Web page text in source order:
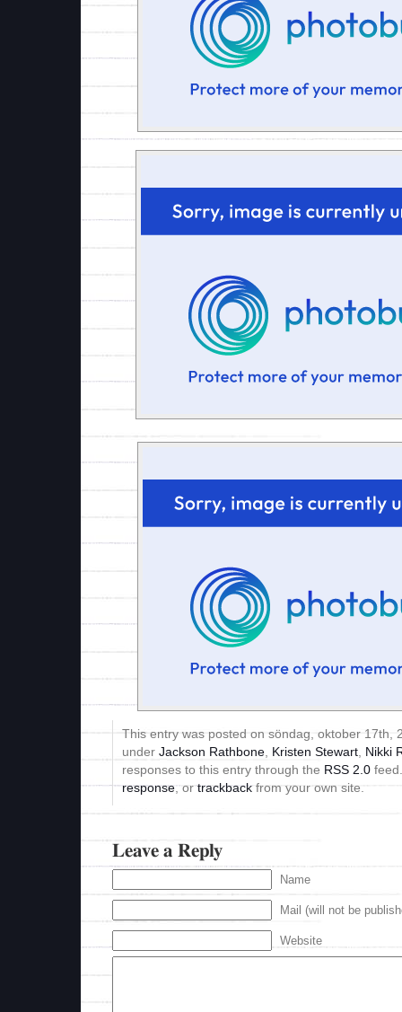
This entry was posted on söndag, oktober 17th,
under Jackson Rathbone Kristen Stewart Nikki
responses to this entry through the RSS 2.0
response, ortrackbackfrom your own site.
Leave a Reply
Name
Mail (will not be
Website